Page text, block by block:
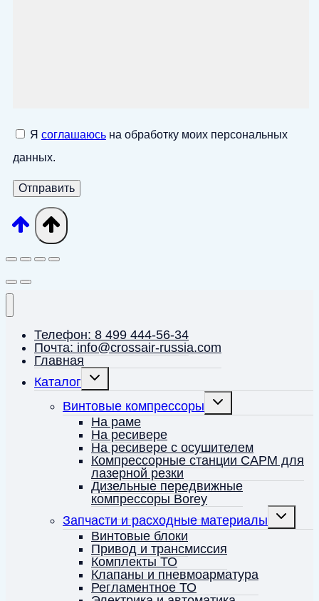
Я соглашаюсь на обработку моих персональных
данных.
Телефон: 8 499 444-56-34
Почта: info@crossair-russia.com
Главная
Каталог
Переключить
дочернее
меню
Винтовые компрессоры
Переключить
дочернее
меню
На раме
На ресивере
На ресивере с осушителем
Компрессорные станции CAPM для
лазерной резки
Дизельные передвижные
компрессоры Borey
Запчасти и расходные материалы
дочернее
меню
Винтовые блоки
Привод и трансмиссия
Комплекты ТО
Клапаны и пневмоарматура
Регламентное ТО